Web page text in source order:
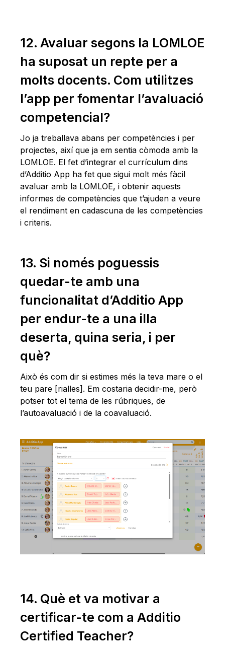
12. Avaluar segons la LOMLOE
ha suposat un repte per a
molts docents. Com utilitzes
l’app per fomentar l’avaluació
competencial?
Jo ja treballava abans per competències i per
projectes, així que ja em sentia còmoda amb la
LOMLOE. El fet d’integrar el currículum dins
d’Additio App ha fet que sigui molt més fàcil
avaluar amb la LOMLOE, i obtenir aquests
informes de competències que t’ajuden a veure
el rendiment en cadascuna de les competències
i criteris.
13. Si només poguessis
quedar-te amb una
funcionalitat d’Additio App
per endur-te a una illa
deserta, quina seria, i per
què?
Això és com dir si estimes més la teva mare o el
teu pare [rialles]. Em costaria decidir-me, però
potser tot el tema de les rúbriques, de
l’autoavaluació i de la coavaluació.
14. Què et va motivar a
certificar-te com a Additio
Certified Teacher?